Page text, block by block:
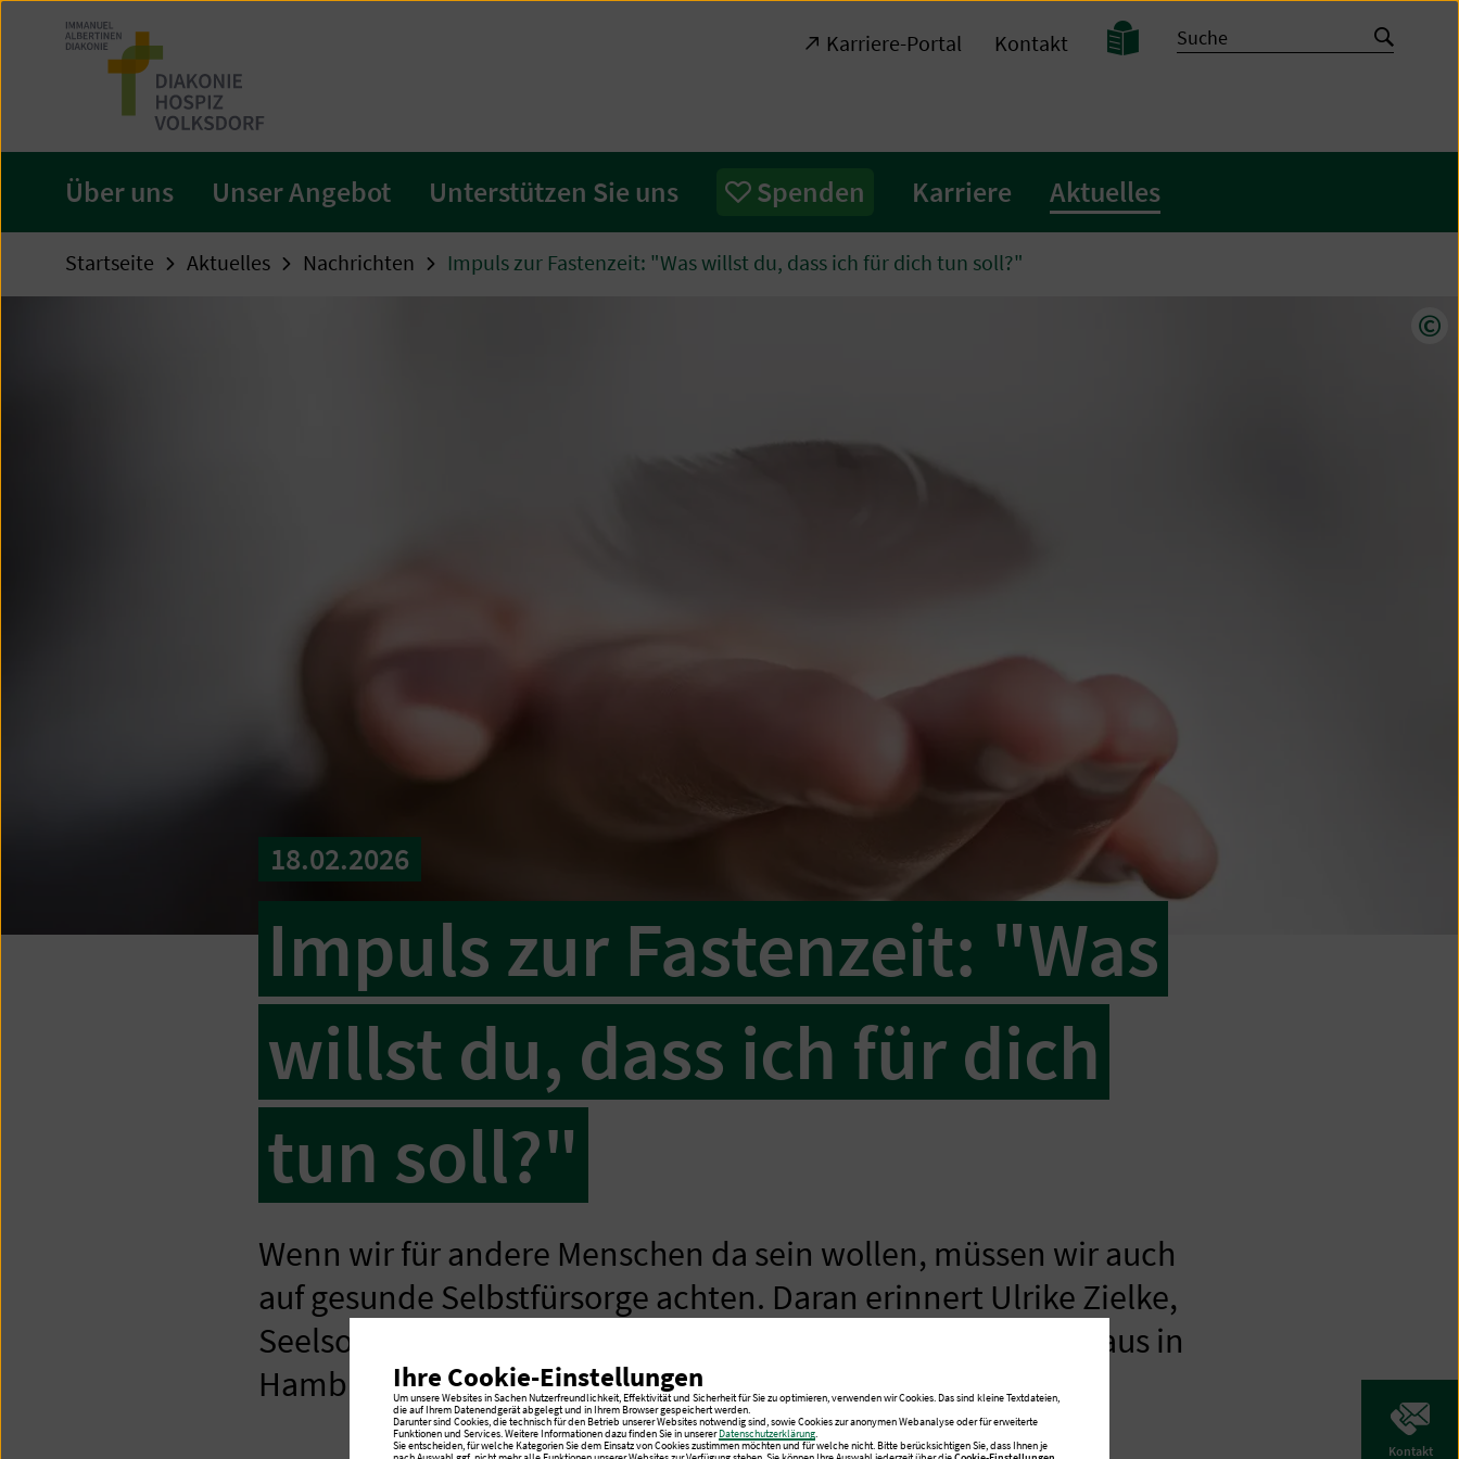
Zum
Seiteninhalt
Karriere-Portal Kontakt
Leichte
Sprache
Suche
Suche
starten
Über uns Unser Angebot Unterstützen Sie uns Spenden Karriere Aktuelles
Kontakt
Startseite Aktuelles Nachrichten Impuls zur Fastenzeit: "Was willst du, dass ich für dich tun soll?"
18.02.2026
Impuls zur Fastenzeit: "Was
willst du, dass ich für dich
tun soll?"
Wenn wir für andere Menschen da sein wollen, müssen wir auch
auf gesunde Selbstfürsorge achten. Daran erinnert Ulrike Zielke,
Seelsorgerin im Evangelischen Amalie Sieveking Krankenhaus in
Hamburg-Volksdorf, in ihrem Impuls zur Fastenzeit.
Ihre Cookie-Einstellungen
Um unsere Websites in Sachen Nutzerfreundlichkeit, Effektivität und Sicherheit für Sie zu optimieren, verwenden wir Cookies. Das sind kleine Textdateien,
die auf Ihrem Datenendgerät abgelegt und in Ihrem Browser gespeichert werden.
Darunter sind Cookies, die technisch für den Betrieb unserer Websites notwendig sind, sowie Cookies zur anonymen Webanalyse oder für erweiterte
Funktionen und Services. Weitere Informationen dazu finden Sie in unsererDatenschutzerklärung
Sie entscheiden, für welche Kategorien Sie dem Einsatz von Cookies zustimmen möchten und für welche nicht. Bitte berücksichtigen Sie, dass Ihnen je